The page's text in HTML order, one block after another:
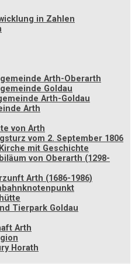
in Zahlen
Arth-Oberarth
Goldau
Arth-Goldau
Arth
von Arth
vom 2. September 1806
mit Geschichte
von Oberarth (1298-
Arth (1686-1986)
Tierpark Goldau
Arth
Horath